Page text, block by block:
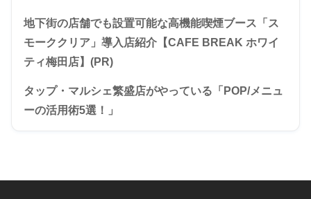
地下街の店舗でも設置可能な高機能喫煙ブース「ス
モーククリア」導入店紹介【CAFE BREAK ホワイ
ティ梅田店】(PR)
タップ・マルシェ繁盛店がやっている「POP/メニュ
ーの活用術5選！」